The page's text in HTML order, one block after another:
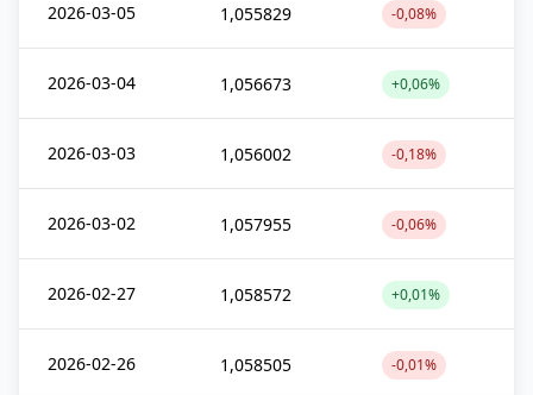
2026-03-05 1,055829 -0,08%
2026-03-04 1,056673 +0,06%
2026-03-03 1,056002 -0,18%
2026-03-02 1,057955 -0,06%
2026-02-27 1,058572 +0,01%
2026-02-26 1,058505 -0,01%